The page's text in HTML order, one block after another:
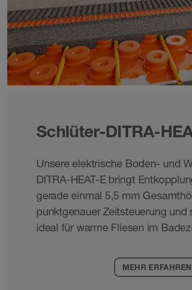
Schlüter-DITRA-
Unsere elektrische Boden- und
DITRA-HEAT-E bringt
gerade einmal 5,5 mm
punktgenauer Zeitsteuerung und
ideal für warme Fliesen im
MEHR ERFAHREN